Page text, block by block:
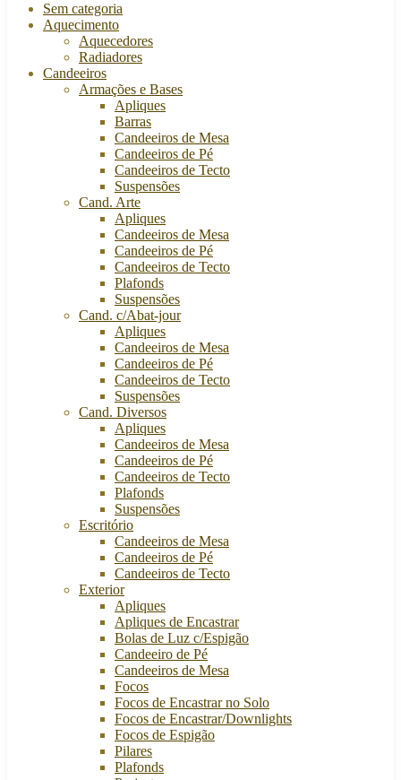
Sem categoria
Aquecimento
Aquecedores
Radiadores
Candeeiros
Armações e Bases
Apliques
Barras
Candeeiros de Mesa
Candeeiros de Pé
Candeeiros de Tecto
Suspensões
Cand. Arte
Apliques
Candeeiros de Mesa
Candeeiros de Pé
Candeeiros de Tecto
Plafonds
Suspensões
Cand. c/Abat-jour
Apliques
Candeeiros de Mesa
Candeeiros de Pé
Candeeiros de Tecto
Suspensões
Cand. Diversos
Apliques
Candeeiros de Mesa
Candeeiros de Pé
Candeeiros de Tecto
Plafonds
Suspensões
Escritório
Candeeiros de Mesa
Candeeiros de Pé
Candeeiros de Tecto
Exterior
Apliques
Apliques de Encastrar
Bolas de Luz c/Espigão
Candeeiro de Pé
Candeeiros de Mesa
Focos
Focos de Encastrar no Solo
Focos de Encastrar/Downlights
Focos de Espigão
Pilares
Plafonds